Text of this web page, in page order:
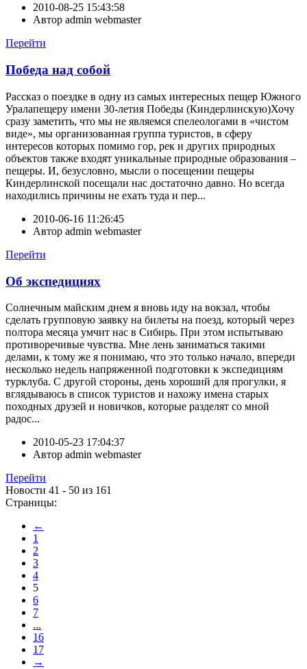
2010-08-25 15:43:58
Автор admin webmaster
Перейти
Победа над собой
Рассказ о поездке в одну из самых интересных пещер Южного
Уралапещеру имени 30-летия Победы (Киндерлинскую)Хочу
сразу заметить, что мы не являемся спелеологами в «чистом
виде», мы организованная группа туристов, в сферу
интересов которых помимо гор, рек и других природных
объектов также входят уникальные природные образования –
пещеры. И, безусловно, мысли о посещении пещеры
Киндерлинской посещали нас достаточно давно. Но всегда
находились причины не ехать туда и пер...
2010-06-16 11:26:45
Автор admin webmaster
Перейти
Об экспедициях
Солнечным майским днем я вновь иду на вокзал, чтобы
сделать групповую заявку на билеты на поезд, который через
полтора месяца умчит нас в Сибирь. При этом испытываю
противоречивые чувства. Мне лень заниматься такими
делами, к тому же я понимаю, что это только начало, впереди
несколько недель напряженной подготовки к экспедициям
турклуба. С другой стороны, день хороший для прогулки, я
вглядываюсь в список туристов и нахожу имена старых
походных друзей и новичков, которые разделят со мной
радос...
2010-05-23 17:04:37
Автор admin webmaster
Перейти
Новости 41 - 50 из 161
Страницы:
←
1
2
3
4
5
6
7
...
16
17
→